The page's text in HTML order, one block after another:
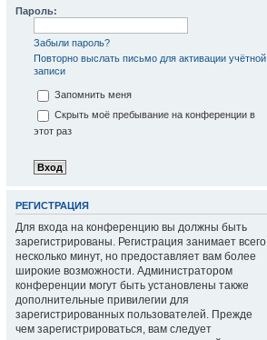
Пароль:
Забыли пароль?
Повторно выслать письмо для активации учётной
записи
Запомнить меня
Скрыть моё пребывание на конференции в
этот раз
РЕГИСТРАЦИЯ
Для входа на конференцию вы должны быть
зарегистрированы. Регистрация занимает всего
несколько минут, но предоставляет вам более
широкие возможности. Администратором
конференции могут быть установлены также
дополнительные привилегии для
зарегистрированных пользователей. Прежде
чем зарегистрироваться, вам следует